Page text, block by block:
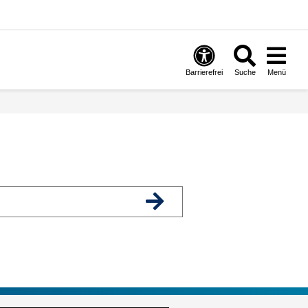
Barrierefrei Suche Menü